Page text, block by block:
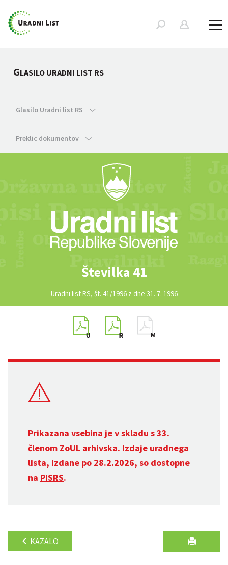
GLASILO URADNI LIST RS
Glasilo Uradni list RS
Preklic dokumentov
Številka 41
Uradni list RS, št. 41/1996 z dne 31. 7. 1996
Prikazana vsebina je v skladu s 33.
členom ZoUL arhivska. Izdaje uradnega
lista, izdane po 28.2.2026, so dostopne
na PISRS.
KAZALO